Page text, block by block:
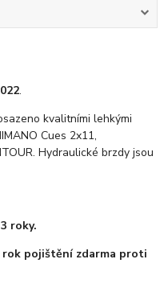
.
kvalitními lehkými
Cues 2x11,
Hydraulické brzdy jsou
roky.
pojištění zdarma proti